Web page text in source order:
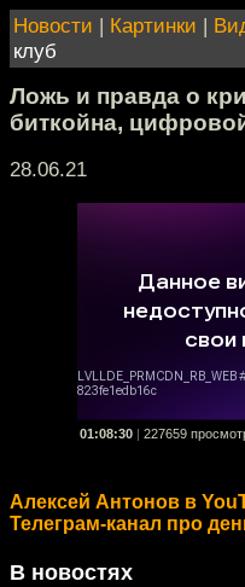
Новости | Картинки |
клуб
Ложь и правда о
биткойна,
28.06.21
01:08:30 227659
Алексей Антонов в
Телеграм-канал про
В новостях